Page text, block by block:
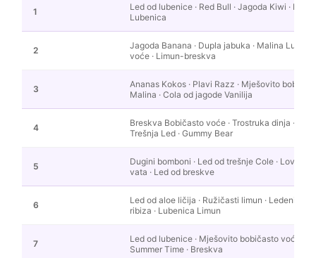
1
Led od lubenice · Red Bull · Jagoda Kiwi · Led
Lubenica
2
Jagoda Banana · Dupla jabuka · Malina
voće · Limun-breskva
3
Ananas Kokos · Plavi Razz · Mješovito
Malina · Cola od jagode Vanilija
4
Breskva Bobičasto voće · Trostruka dinja · Led
Trešnja Led · Gummy Bear
5
Dugini bomboni · Led od trešnje Cole · Love
vata · Led od breskve
6
Led od aloe ličija · Ružičasti limun · Ledeni led
ribiza · Lubenica Limun
7
Led od lubenice · Mješovito bobičasto voće ·
Summer Time · Breskva